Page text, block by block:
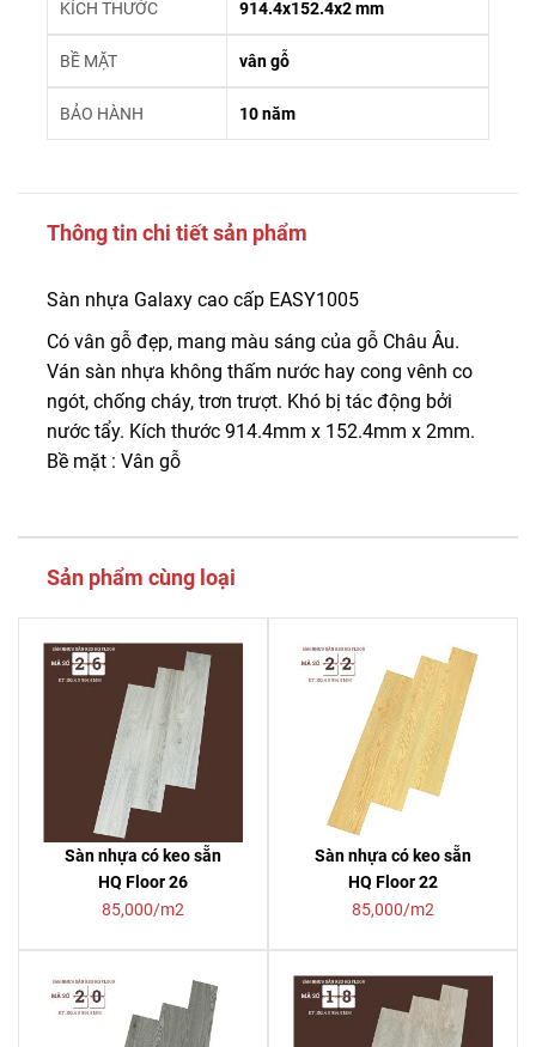
KÍCH THƯỚC 914.4x152.4x2 mm
BỀ MẶT vân gỗ
BẢO HÀNH 10 năm
Thông tin chi tiết sản phẩm
Sàn nhựa Galaxy cao cấp EASY1005
Có vân gỗ đẹp, mang màu sáng của gỗ Châu Âu.
Ván sàn nhựa không thấm nước hay cong vênh co
ngót, chống cháy, trơn trượt. Khó bị tác động bởi
nước tẩy. Kích thước 914.4mm x 152.4mm x 2mm.
Bề mặt : Vân gỗ
Sản phẩm cùng loại
Sàn nhựa có keo sẵn
HQ Floor 26
85,000/m2
Sàn nhựa có keo sẵn
HQ Floor 22
85,000/m2